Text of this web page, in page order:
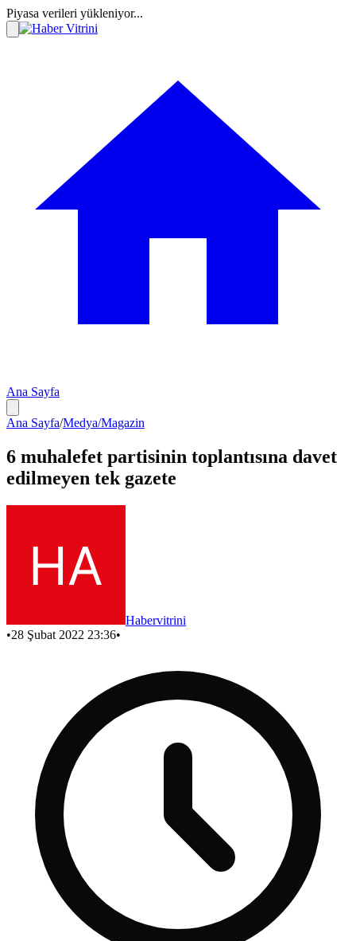
Piyasa verileri yükleniyor...
Ana Sayfa
Ana Sayfa/Medya/Magazin
6 muhalefet partisinin toplantısına davet
edilmeyen tek gazete
Habervitrini
•28 Şubat 2022 23:36•